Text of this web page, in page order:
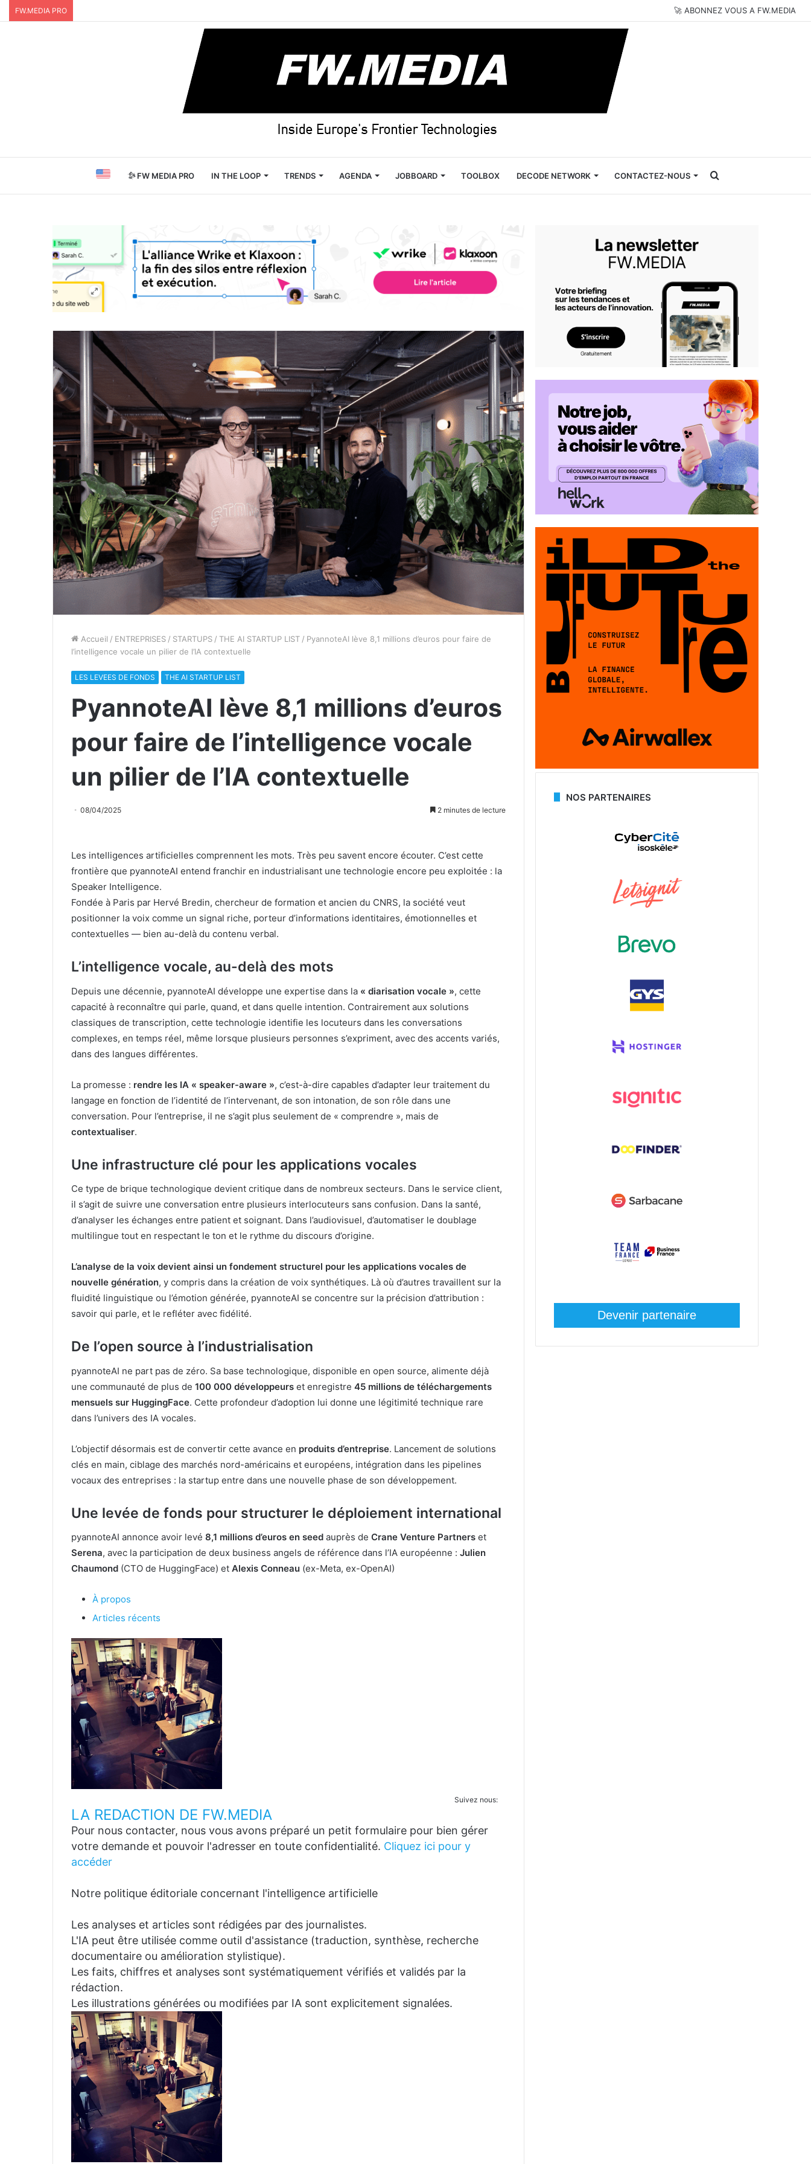
FW.MEDIA PRO 🚀 ABONNEZ VOUS A FW.MEDIA
FW MEDIA PRO IN THE LOOP TRENDS AGENDA JOBBOARD TOOLBOX DECODE NETWORK CONTACTEZ-NOUS Rechercher
Accueil / ENTREPRISES / STARTUPS / THE AI STARTUP LIST / PyannoteAI lève 8,1 millions d’euros pour faire de
l’intelligence vocale un pilier de l’IA contextuelle
LES LEVEES DE FONDS THE AI STARTUP LIST
PyannoteAI lève 8,1 millions d’euros
pour faire de l’intelligence vocale
un pilier de l’IA contextuelle
08/04/2025 2 minutes de lecture
Les intelligences artificielles comprennent les mots. Très peu savent encore écouter. C’est cette
frontière que pyannoteAI entend franchir en industrialisant une technologie encore peu exploitée : la
Speaker Intelligence.
Fondée à Paris par Hervé Bredin, chercheur de formation et ancien du CNRS, la société veut
positionner la voix comme un signal riche, porteur d’informations identitaires, émotionnelles et
contextuelles — bien au-delà du contenu verbal.
L’intelligence vocale, au-delà des mots
Depuis une décennie, pyannoteAI développe une expertise dans la « diarisation vocale », cette
capacité à reconnaître qui parle, quand, et dans quelle intention. Contrairement aux solutions
classiques de transcription, cette technologie identifie les locuteurs dans les conversations
complexes, en temps réel, même lorsque plusieurs personnes s’expriment, avec des accents variés,
dans des langues différentes.
La promesse : rendre les IA « speaker-aware », c’est-à-dire capables d’adapter leur traitement du
langage en fonction de l’identité de l’intervenant, de son intonation, de son rôle dans une
conversation. Pour l’entreprise, il ne s’agit plus seulement de « comprendre », mais de
contextualiser.
Une infrastructure clé pour les applications vocales
Ce type de brique technologique devient critique dans de nombreux secteurs. Dans le service client,
il s’agit de suivre une conversation entre plusieurs interlocuteurs sans confusion. Dans la santé,
d’analyser les échanges entre patient et soignant. Dans l’audiovisuel, d’automatiser le doublage
multilingue tout en respectant le ton et le rythme du discours d’origine.
L’analyse de la voix devient ainsi un fondement structurel pour les applications vocales de
nouvelle génération, y compris dans la création de voix synthétiques. Là où d’autres travaillent sur la
fluidité linguistique ou l’émotion générée, pyannoteAI se concentre sur la précision d’attribution :
savoir qui parle, et le refléter avec fidélité.
De l’open source à l’industrialisation
pyannoteAI ne part pas de zéro. Sa base technologique, disponible en open source, alimente déjà
une communauté de plus de 100 000 développeurs et enregistre 45 millions de téléchargements
mensuels sur HuggingFace. Cette profondeur d’adoption lui donne une légitimité technique rare
dans l’univers des IA vocales.
L’objectif désormais est de convertir cette avance en produits d’entreprise. Lancement de solutions
clés en main, ciblage des marchés nord-américains et européens, intégration dans les pipelines
vocaux des entreprises : la startup entre dans une nouvelle phase de son développement.
Une levée de fonds pour structurer le déploiement international
pyannoteAI annonce avoir levé 8,1 millions d’euros en seed auprès de Crane Venture Partners et
Serena, avec la participation de deux business angels de référence dans l’IA européenne : Julien
Chaumond (CTO de HuggingFace) et Alexis Conneau (ex-Meta, ex-OpenAI)
À propos
Articles récents
Suivez nous:
LA REDACTION DE FW.MEDIA
Pour nous contacter, nous vous avons préparé un petit formulaire pour bien gérer
votre demande et pouvoir l'adresser en toute confidentialité. Cliquez ici pour y
accéder
Notre politique éditoriale concernant l'intelligence artificielle
Les analyses et articles sont rédigées par des journalistes.
L'IA peut être utilisée comme outil d'assistance (traduction, synthèse, recherche
documentaire ou amélioration stylistique).
Les faits, chiffres et analyses sont systématiquement vérifiés et validés par la
rédaction.
Les illustrations générées ou modifiées par IA sont explicitement signalées.
NOS PARTENAIRES
Devenir partenaire